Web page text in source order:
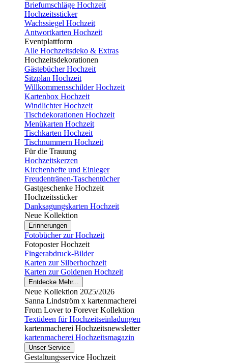
Briefumschläge Hochzeit
Hochzeitssticker
Wachssiegel Hochzeit
Antwortkarten Hochzeit
Eventplattform
Alle Hochzeitsdeko & Extras
Hochzeitsdekorationen
Gästebücher Hochzeit
Sitzplan Hochzeit
Willkommensschilder Hochzeit
Kartenbox Hochzeit
Windlichter Hochzeit
Tischdekorationen Hochzeit
Menükarten Hochzeit
Tischkarten Hochzeit
Tischnummern Hochzeit
Für die Trauung
Hochzeitskerzen
Kirchenhefte und Einleger
Freudentränen-Taschentücher
Gastgeschenke Hochzeit
Hochzeitssticker
Danksagungskarten Hochzeit
Neue Kollektion
Erinnerungen
Fotobücher zur Hochzeit
Fotoposter Hochzeit
Fingerabdruck-Bilder
Karten zur Silberhochzeit
Karten zur Goldenen Hochzeit
Entdecke Mehr...
Neue Kollektion 2025/2026
Sanna Lindström x kartenmacherei
From Lover to Forever Kollektion
Textideen für Hochzeitseinladungen
kartenmacherei Hochzeitsnewsletter
kartenmacherei Hochzeitsmagazin
Unser Service
Gestaltungsservice Hochzeit